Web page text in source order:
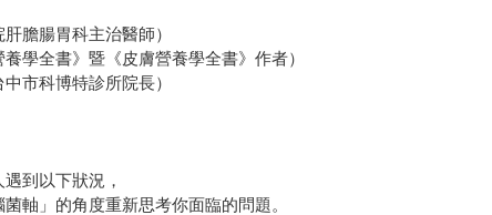
膽腸胃科主治醫師）
學全書》暨《皮膚營養學全書》作者）
市科博特診所院長）
到以下狀況，
軸」的角度重新思考你面臨的問題。